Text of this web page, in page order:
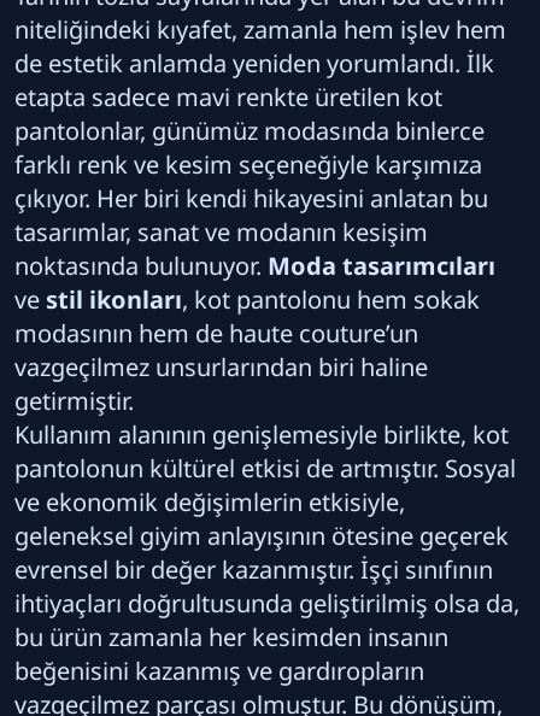
niteliğindeki kıyafet, zamanla hem işlev hem
de estetik anlamda yeniden yorumlandı. İlk
etapta sadece mavi renkte üretilen kot
pantolonlar, günümüz modasında binlerce
farklı renk ve kesim seçeneğiyle karşımıza
çıkıyor. Her biri kendi hikayesini anlatan bu
tasarımlar, sanat ve modanın kesişim
noktasında bulunuyor. Moda tasarımcıları
ve stil ikonları, kot pantolonu hem sokak
modasının hem de haute couture’un
vazgeçilmez unsurlarından biri haline
getirmiştir.
Kullanım alanının genişlemesiyle birlikte, kot
pantolonun kültürel etkisi de artmıştır. Sosyal
ve ekonomik değişimlerin etkisiyle,
geleneksel giyim anlayışının ötesine geçerek
evrensel bir değer kazanmıştır. İşçi sınıfının
ihtiyaçları doğrultusunda geliştirilmiş olsa da,
bu ürün zamanla her kesimden insanın
beğenisini kazanmış ve gardıropların
vazgeçilmez parçası olmuştur. Bu dönüşüm,